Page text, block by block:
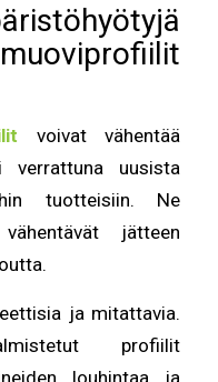
voivat vähentää
verrattuna uusista
tuotteisiin. Ne
jätteen
ja mitattavia.
profiilit
louhintaa ja